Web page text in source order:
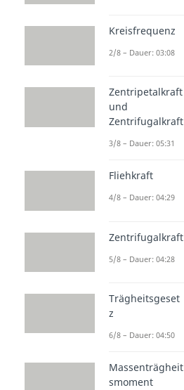
Kreisfrequenz
2/8 – Dauer: 03:08
Zentripetalkraft
und
Zentrifugalkraft
3/8 – Dauer: 05:31
Fliehkraft
4/8 – Dauer: 04:29
Zentrifugalkraft
5/8 – Dauer: 04:28
Trägheitsgeset
z
6/8 – Dauer: 04:50
Massenträgheit
smoment